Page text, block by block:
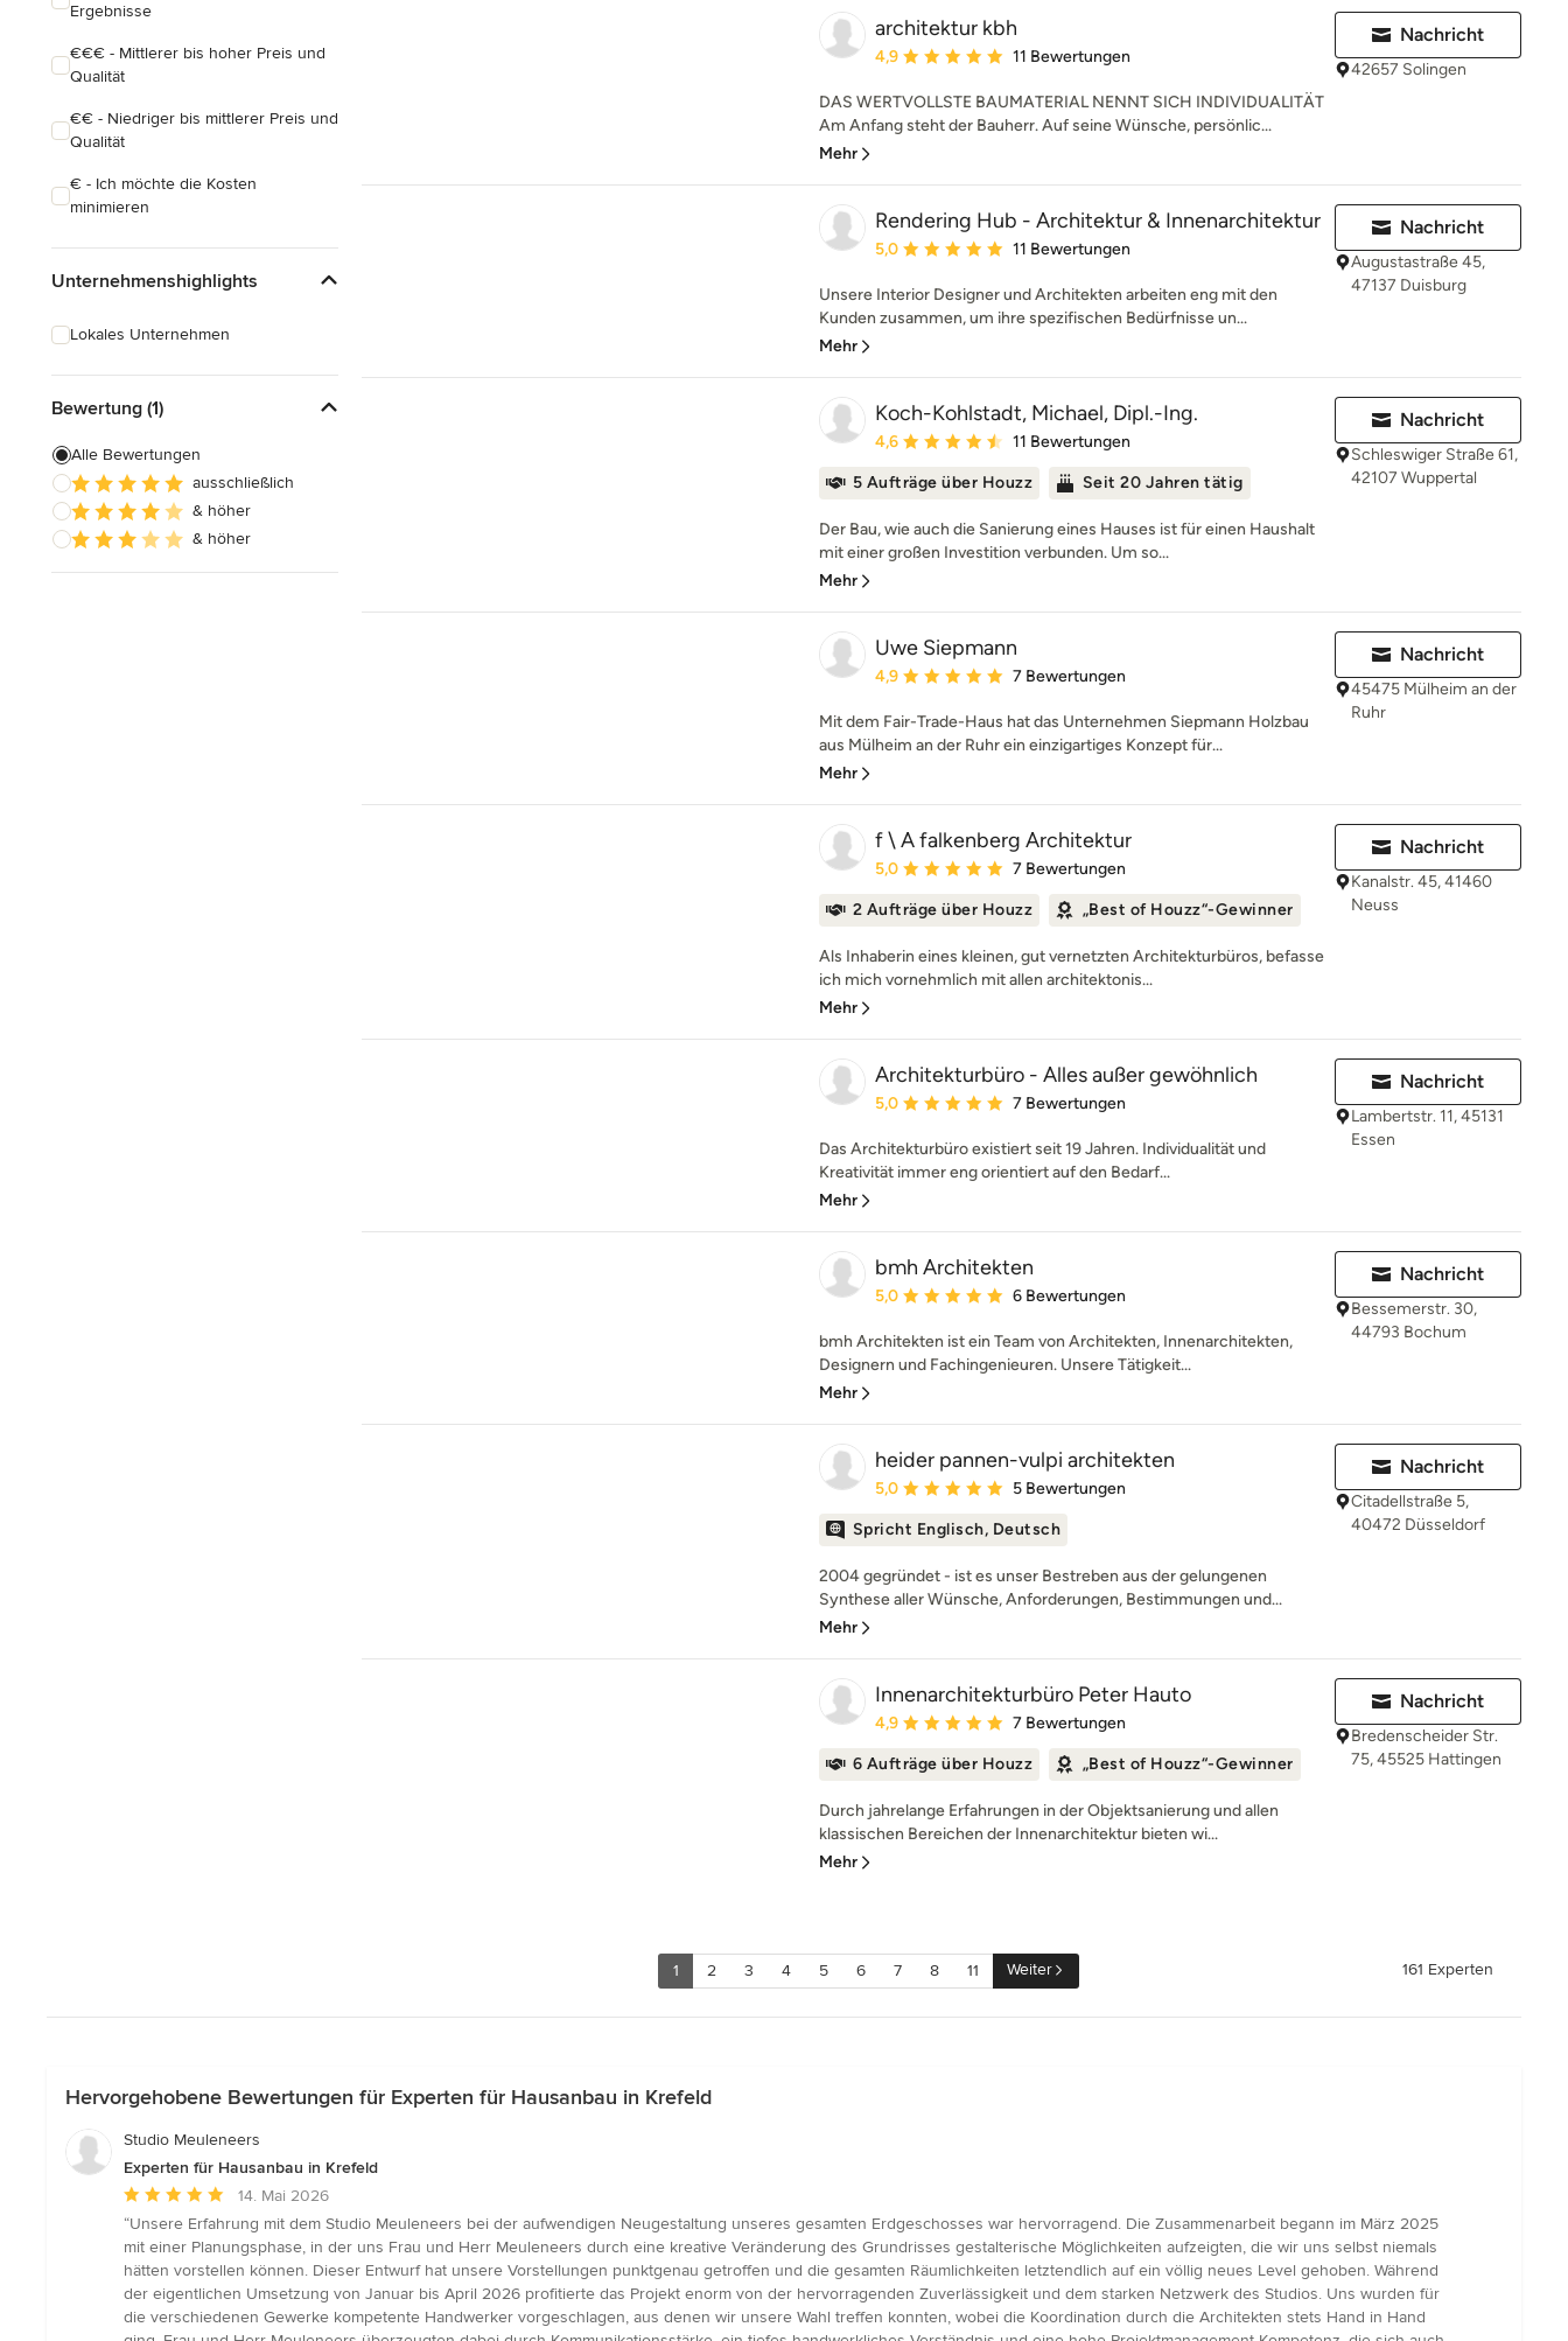
Ergebnisse
€€€ - Mittlerer bis hoher Preis und
Qualität
€€ - Niedriger bis mittlerer Preis und
Qualität
€ - Ich möchte die Kosten
minimieren
Unternehmenshighlights
Lokales Unternehmen
Bewertung (1)
Alle Bewertungen
ausschließlich
& höher
& höher
architektur kbh
Durchschnittliche Bewertung: 4.9 von 5 Sternen
4,9 11 Bewertungen
DAS WERTVOLLSTE BAUMATERIAL NENNT SICH INDIVIDUALITÄT
Am Anfang steht der Bauherr. Auf seine Wünsche, persönlic...
Mehr
Nachricht
42657 Solingen
Rendering Hub - Architektur & Innenarchitektur
Durchschnittliche Bewertung: 5 von 5 Sternen
5,0 11 Bewertungen
Unsere Interior Designer und Architekten arbeiten eng mit den
Kunden zusammen, um ihre spezifischen Bedürfnisse un...
Mehr
Nachricht
Augustastraße 45,
47137 Duisburg
Koch-Kohlstadt, Michael, Dipl.-Ing.
Durchschnittliche Bewertung: 4.6 von 5 Sternen
4,6 11 Bewertungen
5 Aufträge über Houzz Seit 20 Jahren tätig
Der Bau, wie auch die Sanierung eines Hauses ist für einen Haushalt
mit einer großen Investition verbunden. Um so...
Mehr
Nachricht
Schleswiger Straße 61,
42107 Wuppertal
Uwe Siepmann
Durchschnittliche Bewertung: 4.9 von 5 Sternen
4,9 7 Bewertungen
Mit dem Fair-Trade-Haus hat das Unternehmen Siepmann Holzbau
aus Mülheim an der Ruhr ein einzigartiges Konzept für...
Mehr
Nachricht
45475 Mülheim an der
Ruhr
f \ A falkenberg Architektur
Durchschnittliche Bewertung: 5 von 5 Sternen
5,0 7 Bewertungen
2 Aufträge über Houzz „Best of Houzz“-Gewinner
Als Inhaberin eines kleinen, gut vernetzten Architekturbüros, befasse
ich mich vornehmlich mit allen architektonis...
Mehr
Nachricht
Kanalstr. 45, 41460
Neuss
Architekturbüro - Alles außer gewöhnlich
Durchschnittliche Bewertung: 5 von 5 Sternen
5,0 7 Bewertungen
Das Architekturbüro existiert seit 19 Jahren. Individualität und
Kreativität immer eng orientiert auf den Bedarf...
Mehr
Nachricht
Lambertstr. 11, 45131
Essen
bmh Architekten
Durchschnittliche Bewertung: 5 von 5 Sternen
5,0 6 Bewertungen
bmh Architekten ist ein Team von Architekten, Innenarchitekten,
Designern und Fachingenieuren. Unsere Tätigkeit...
Mehr
Nachricht
Bessemerstr. 30,
44793 Bochum
heider pannen-vulpi architekten
Durchschnittliche Bewertung: 5 von 5 Sternen
5,0 5 Bewertungen
Spricht Englisch, Deutsch
2004 gegründet - ist es unser Bestreben aus der gelungenen
Synthese aller Wünsche, Anforderungen, Bestimmungen und...
Mehr
Nachricht
Citadellstraße 5,
40472 Düsseldorf
Innenarchitekturbüro Peter Hauto
Durchschnittliche Bewertung: 4.9 von 5 Sternen
4,9 7 Bewertungen
6 Aufträge über Houzz „Best of Houzz“-Gewinner
Durch jahrelange Erfahrungen in der Objektsanierung und allen
klassischen Bereichen der Innenarchitektur bieten wi...
Mehr
Nachricht
Bredenscheider Str.
75, 45525 Hattingen
1 2 3 4 5 6 7 8 11 Weiter 161 Experten
Hervorgehobene Bewertungen für Experten für Hausanbau in Krefeld
Studio Meuleneers
Experten für Hausanbau in Krefeld
Durchschnittliche
Bewertung:
5
von
5
Sternen
14. Mai 2026
“Unsere Erfahrung mit dem Studio Meuleneers bei der aufwendigen Neugestaltung unseres gesamten Erdgeschosses war hervorragend. Die Zusammenarbeit begann im März 2025
mit einer Planungsphase, in der uns Frau und Herr Meuleneers durch eine kreative Veränderung des Grundrisses gestalterische Möglichkeiten aufzeigten, die wir uns selbst niemals
hätten vorstellen können. Dieser Entwurf hat unsere Vorstellungen punktgenau getroffen und die gesamten Räumlichkeiten letztendlich auf ein völlig neues Level gehoben. Während
der eigentlichen Umsetzung von Januar bis April 2026 profitierte das Projekt enorm von der hervorragenden Zuverlässigkeit und dem starken Netzwerk des Studios. Uns wurden für
die verschiedenen Gewerke kompetente Handwerker vorgeschlagen, aus denen wir unsere Wahl treffen konnten, wobei die Koordination durch die Architekten stets Hand in Hand